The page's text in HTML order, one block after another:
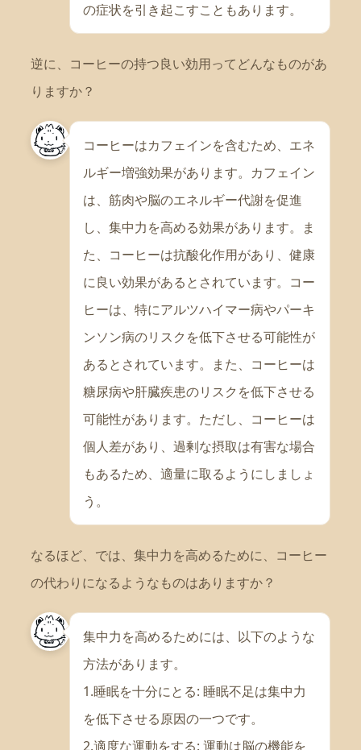
の症状を引き起こすこともあります。
逆に、コーヒーの持つ良い効用ってどんなものがあ
りますか？
コーヒーはカフェインを含むため、エネ
ルギー増強効果があります。カフェイン
は、筋肉や脳のエネルギー代謝を促進
し、集中力を高める効果があります。ま
た、コーヒーは抗酸化作用があり、健康
に良い効果があるとされています。コー
ヒーは、特にアルツハイマー病やパーキ
ンソン病のリスクを低下させる可能性が
あるとされています。また、コーヒーは
糖尿病や肝臓疾患のリスクを低下させる
可能性があります。ただし、コーヒーは
個人差があり、過剰な摂取は有害な場合
もあるため、適量に取るようにしましょ
う。
なるほど、では、集中力を高めるために、コーヒー
の代わりになるようなものはありますか？
集中力を高めるためには、以下のような
方法があります。
1.睡眠を十分にとる: 睡眠不足は集中力
を低下させる原因の一つです。
2.適度な運動をする: 運動は脳の機能を